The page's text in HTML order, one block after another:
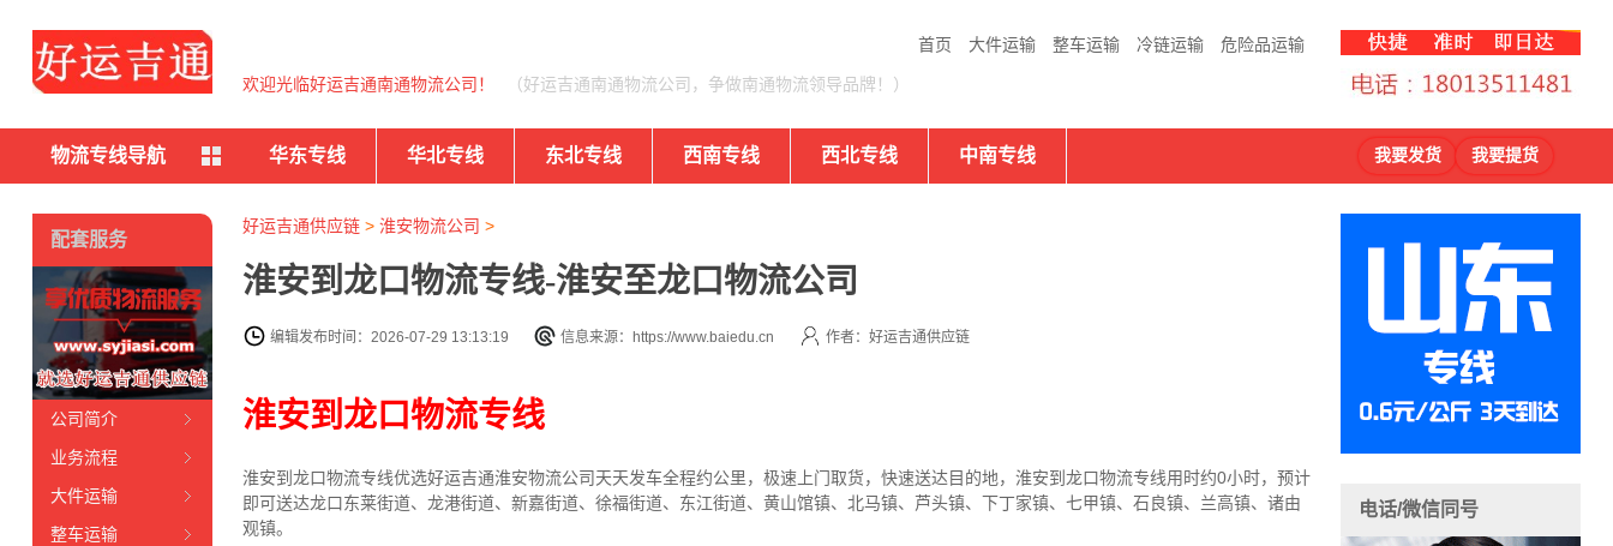
首页 大件运输 整车运输 冷链运输 危险品运输
欢迎光临好运吉通南通物流公司！ （好运吉通南通物流公司，争做南通物流领导品牌！）
物流专线导航 华东专线 华北专线 东北专线 西南专线 西北专线 中南专线 我要发货 我要提货
好运吉通供应链> 淮安物流公司 >
淮安到龙口物流专线-淮安至龙口物流公司
编辑发布时间：2026-07-29 13:13:19 信息来源：https://www.baiedu.cn 作者：好运吉通供应链
淮安到龙口物流专线
淮安到龙口物流专线优选好运吉通淮安物流公司天天发车全程约公里， 极速上门取货，快速送达目的地，淮安到龙口物流专线用时约0小时，预计
即可送达龙口东莱街道、龙港街道、新嘉街道、徐福街道、东江街道、黄山馆镇、北马镇、芦头镇、下丁家镇、七甲镇、石良镇、兰高镇、诸由
观镇。
配套服务
公司简介
业务流程
大件运输
整车运输
电话/微信同号